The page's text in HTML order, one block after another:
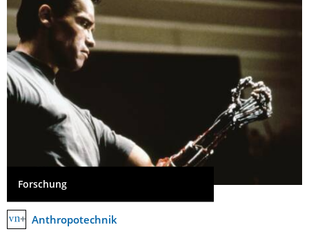
Forschung
Anthropotechnik